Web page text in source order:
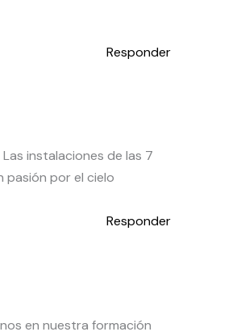
Responder
instalaciones de las 7
pasión por el cielo
Responder
en nuestra formación